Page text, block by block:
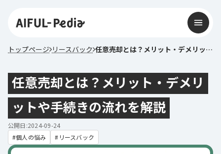
トップページ リースバック 任意売却とは？メリット・デメリットや手続きの流れを解説
任意売却とは？メリット・デメリ
ットや手続きの流れを解説
公開日:2024-09-24
個人の悩み
リースバック